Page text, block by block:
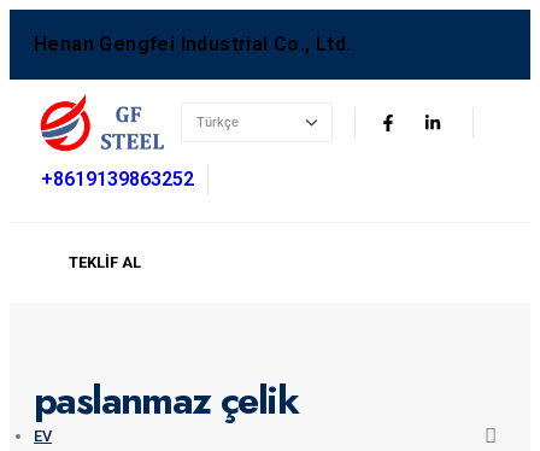
Henan Gengfei Industrial Co., Ltd.
+8619139863252
TEKLIF AL
paslanmaz çelik
EV